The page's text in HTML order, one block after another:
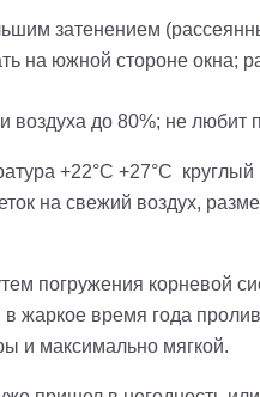
затенением
на южной стороне окна;
воздуха до 80%; не любит
+22°С +27°С
на свежий воздух,
погружения корневой
в жаркое время года
и максимально мягкой.